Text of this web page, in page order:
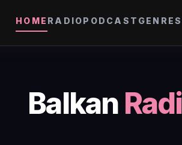
HOME RADIOPODCAST GENRES
Balkan